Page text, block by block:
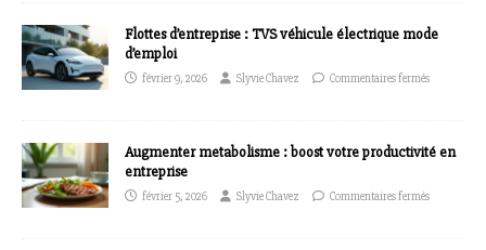
Flottes d’entreprise : TVS véhicule électrique mode
d’emploi
février 9, 2026 Slyvie Chavez Commentaires fermés
Augmenter metabolisme : boost votre productivité en
entreprise
février 5, 2026 Slyvie Chavez Commentaires fermés